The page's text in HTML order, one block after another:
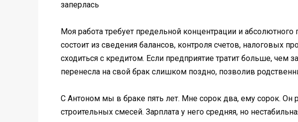
заперлась
Моя работа требует предельной концентрации и
состоит из сведения балансов, контроля счетов, налоговых
сходиться с кредитом. Если предприятие тратит больше, чем
перенесла на свой брак слишком поздно, позволив
С Антоном мы в браке пять лет. Мне сорок два, ему сорок.
строительных смесей. Зарплата у него средняя, но